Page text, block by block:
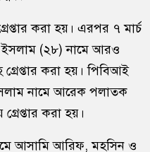
করা হয়। এরপর ৭ মার্চ
(২৮) নামে আরও
করা হয়। পিবিআই
নামে আরেক পলাতক
করা হয়।
আসামি আরিফ, মহসিন ও